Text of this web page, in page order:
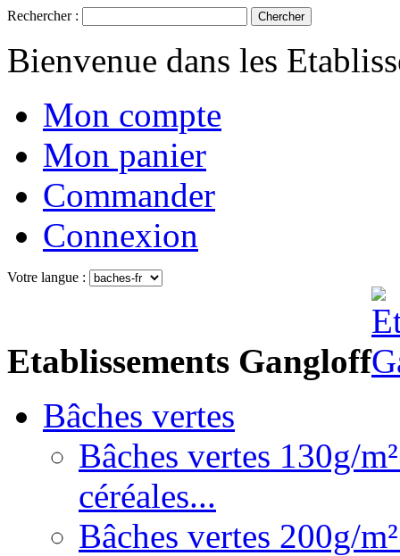
Rechercher : Chercher
Bienvenue dans les
Mon compte
Mon panier
Commander
Connexion
Votre langue :
Etablissements Gangloff
Bâches vertes
Bâches vertes 130g/
céréales...
Bâches vertes 200g/